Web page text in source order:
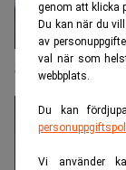
genom att klicka
Du kan när du
av
val när som
webbplats.
Du kan
Vi använder
Sveriges